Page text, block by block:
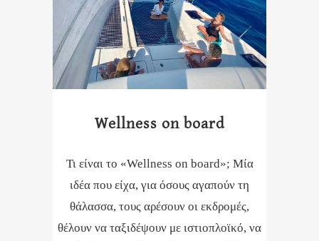
Wellness on board
Τι είναι το «Wellness on board»; Μία
ιδέα που είχα, για όσους αγαπούν τη
θάλασσα, τους αρέσουν οι εκδρομές,
θέλουν να ταξιδέψουν με ιστιοπλοϊκό, να